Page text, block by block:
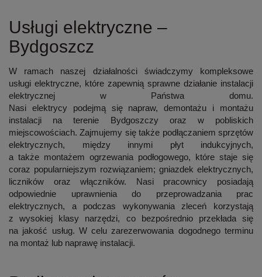
Usługi elektryczne –
Bydgoszcz
W ramach naszej działalności świadczymy kompleksowe
usługi elektryczne, które zapewnią sprawne działanie instalacji
elektrycznej w Państwa domu.
Nasi elektrycy podejmą się napraw, demontażu i montażu
instalacji na terenie Bydgoszczyoraz w pobliskich
miejscowościach. Zajmujemy się także podłączaniem sprzętów
elektrycznych, między innymi płyt indukcyjnych,
a także montażem ogrzewania podłogowego, które staje się
coraz popularniejszym rozwiązaniem; gniazdek elektrycznych,
liczników oraz włączników. Nasi pracownicy posiadają
odpowiednie uprawnienia do przeprowadzania prac
elektrycznych, a podczas wykonywania zleceń korzystają
zwysokiej klasy narzędzi, co bezpośrednio przekłada się
na jakość usług. W celu zarezerwowania dogodnego terminu
na montaż lub naprawę instalacji.